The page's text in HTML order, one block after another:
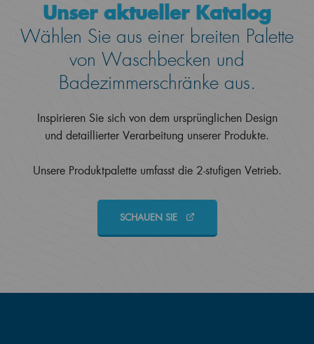
Unser aktueller Katalog
Wählen Sie aus einer breiten Palette
von Waschbecken und
Badezimmerschränke aus.
Inspirieren Sie sich von dem ursprünglichen Design
und detaillierter Verarbeitung unserer Produkte.
Unsere Produktpalette umfasst die 2-stufigen Vetrieb.
SCHAUEN SIE